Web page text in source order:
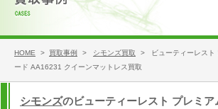
HOME > 買取事例 > シモンズ買取
> ビューティーレスト
ード AA16231 クイーンマットレス買取
シモンズのビューティーレスト プレミ